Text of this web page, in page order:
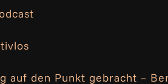
auf den Punkt gebracht –